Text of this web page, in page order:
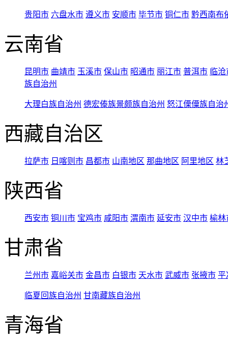
贵阳市 六盘水市 遵义市 安顺市 毕节市 铜仁市 黔西南布
云南省
昆明市 曲靖市 玉溪市 保山市 昭通市 丽江市 普洱市 临
族自治州
大理白族自治州 德宏傣族景颇族自治州 怒江傈僳族自治
西藏自治区
拉萨市 日喀则市 昌都市 山南地区 那曲地区 阿里地区 林
陕西省
西安市 铜川市 宝鸡市 咸阳市 渭南市 延安市 汉中市 榆林
甘肃省
兰州市 嘉峪关市 金昌市 白银市 天水市 武威市 张掖市 平
临夏回族自治州 甘南藏族自治州
青海省